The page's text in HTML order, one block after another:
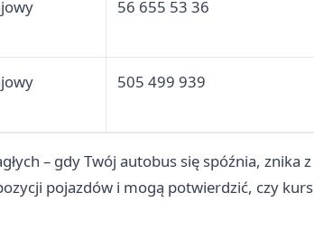
56 655 53 36
505 499 939
– gdy Twój autobus się spóźnia, znika z
pojazdów i mogą potwierdzić, czy kurs